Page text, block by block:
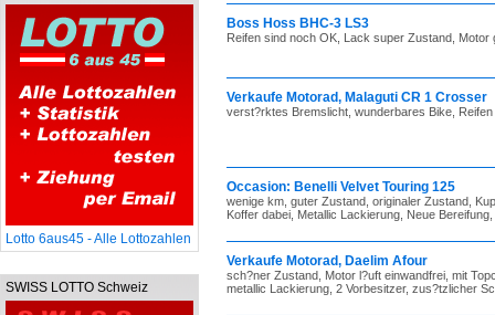
Lotto 6aus45 - Alle Lottozahlen
SWISS LOTTO Schweiz
Boss Hoss BHC-3 LS3
Reifen sind noch OK, Lack super Zustand, Motor
Verkaufe Motorad, Malaguti CR 1 Crosser
verst?rktes Bremslicht, wunderbares Bike,
Occasion: Benelli Velvet Touring 125
wenige km, guter Zustand, originaler Zustand,
Koffer dabei, Metallic Lackierung, Neue
Verkaufe Motorad, Daelim Afour
sch?ner Zustand, Motor l?uft einwandfrei, mit
metallic Lackierung, 2 Vorbesitzer, zus?tzlicher